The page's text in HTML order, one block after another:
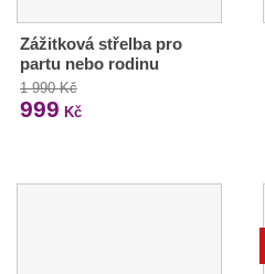
Zážitková střelba pro
partu nebo rodinu
1 990 Kč
999 Kč